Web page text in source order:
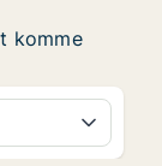
komme